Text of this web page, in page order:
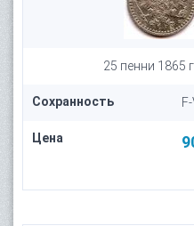
25 пенни 1865
Сохранность
Цена